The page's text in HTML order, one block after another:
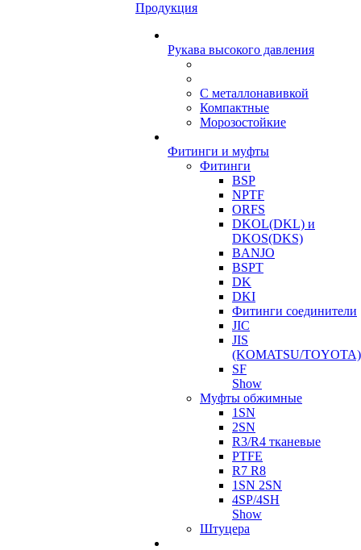
Продукция
Рукава высокого давления
С металлонавивкой
Компактные
Морозостойкие
Фитинги и муфты
Фитинги
BSP
NPTF
ORFS
DKOL(DKL) и
DKOS(DKS)
BANJO
BSPT
DK
DKI
Фитинги соединители
JIC
JIS
(KOMATSU/TOYOTA)
SF
Show
Муфты обжимные
1SN
2SN
R3/R4 тканевые
PTFE
R7 R8
1SN 2SN
4SP/4SH
Show
Штуцера